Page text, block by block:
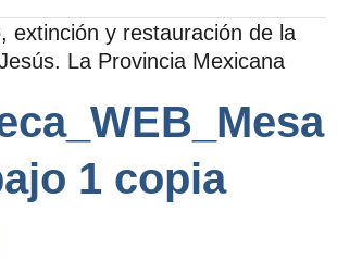
extinción y restauración de la
La Provincia Mexicana
1 copia